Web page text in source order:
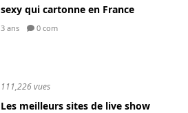
sexy qui cartonne en France
3 ans 0 com
111,226 vues
Les meilleurs sites de live show